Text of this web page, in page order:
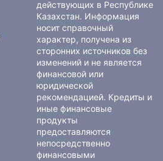
действующих в Республике
Казахстан. Информация
носит справочный
характер, получена из
сторонних источников без
изменений и не является
финансовой или
юридической
рекомендацией. Кредиты и
иные финансовые
продукты
предоставляются
непосредственно
финансовыми